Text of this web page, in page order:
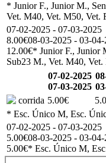
* Junior F., Junior M.,
Vet. M40, Vet. M50, Vet.
07-02-2025 - 07-03-2025
8.00€08-03-2025 - 03-04-
12.00€* Junior F., Junior
Sub23 M., Vet. M40,
07-02-2025
07-03-2025
corrida 5.00€
* Esc. Único M, Esc.
07-02-2025 - 07-03-2025
5.00€08-03-2025 - 03-04-
5.00€* Esc. Único M,